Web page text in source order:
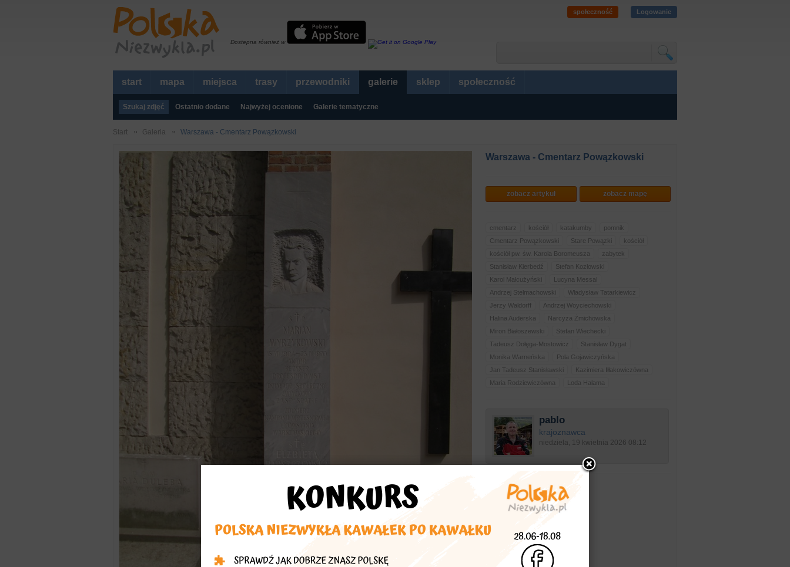
Dostepna również w
społeczność Logowanie
start mapa miejsca trasy przewodniki galerie sklep społeczność
Szukaj zdjęć Ostatnio dodane Najwyżej ocenione Galerie tematyczne
Start Galeria Warszawa - Cmentarz Powązkowski
Warszawa - Cmentarz Powązkowski
zobacz artykuł zobacz mapę
cmentarz kościół katakumby
pomnik
Cmentarz Powązkowski
Stare Powązki
kościół
kościół pw. św. Karola Boromeusza
zabytek
Stanisław Kierbedź
Stefan Kozłowski
Karol Małcużyński
Lucyna Messal
Andrzej Stelmachowski
Władysław Tatarkiewicz
Jerzy Waldorff
Andrzej Woyciechowski
Halina Auderska
Narcyza Żmichowska
Miron Białoszewski
Stefan Wiechecki
Tadeusz Dołęga-Mostowicz
Stanisław Dygat
Monika Warneńska
Pola Gojawiczyńska
Jan Tadeusz Stanisławski
Kazimiera Iłłakowiczówna
Maria Rodziewiczówna
Loda Halama
pablo
krajoznawca
niedziela, 19 kwietnia 2026 08:12